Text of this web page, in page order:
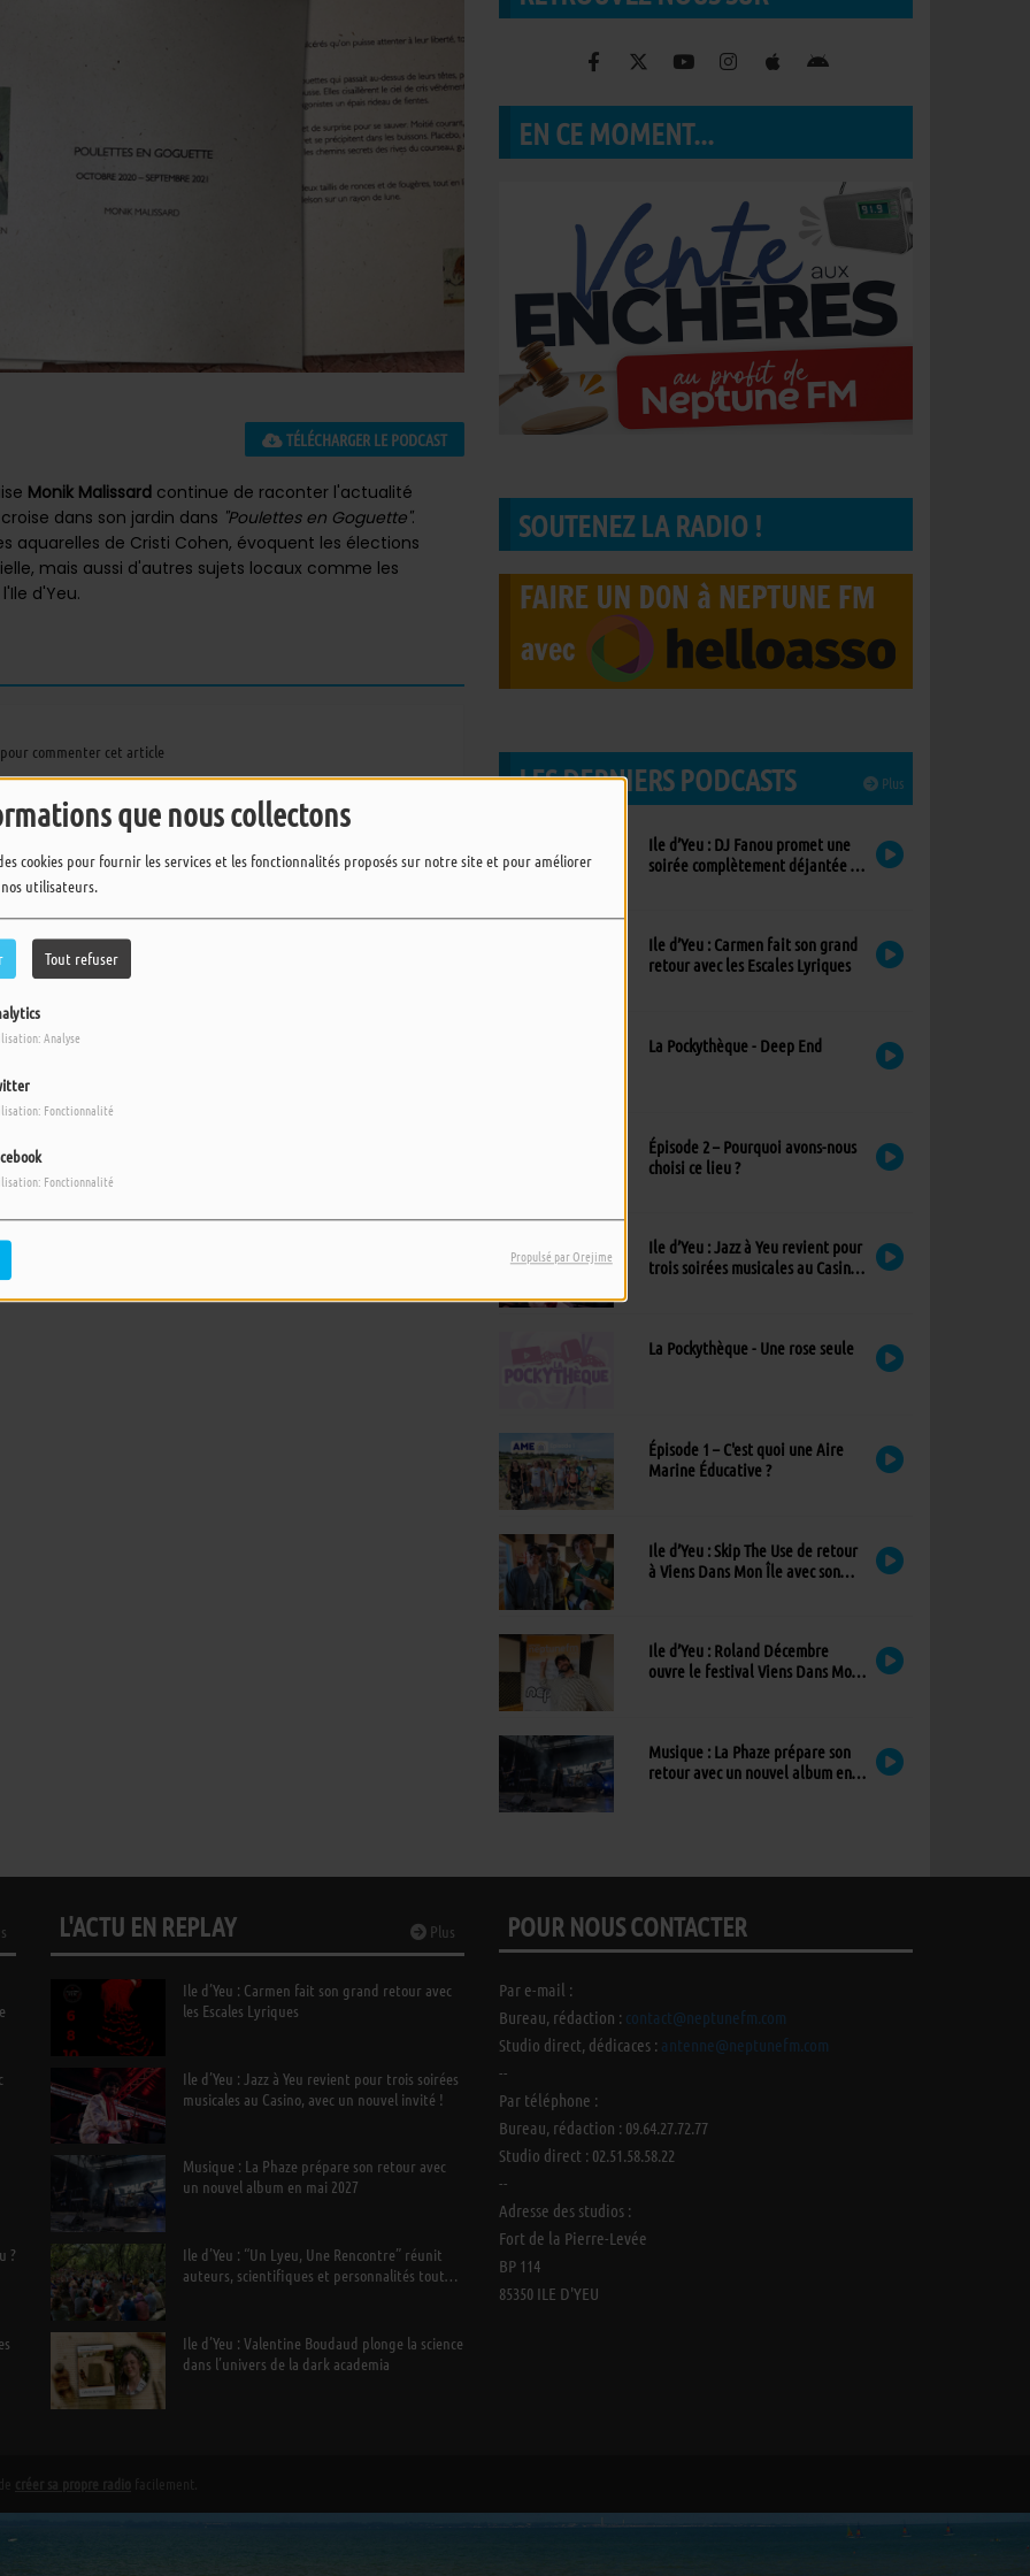
que nous collectons
cookies pour fournir les services et les fonctionnalités proposés sur notre site et pour améliorer
utilisateurs.
Tout refuser
Analyse
Fonctionnalité
Fonctionnalité
Propulsé par Orejime
TÉLÉCHARGER LE PODCAST
Monik Malissard continue de raconter l'actualité
dans son jardin dans "Poulettes en Goguette".
aquarelles de Cristi Cohen, évoquent les élections
mais aussi d'autres sujets locaux comme les
d'Yeu.
commenter cet article
EN CE MOMENT...
SOUTENEZ LA RADIO !
Plus
LES DERNIERS PODCASTS
Ile d’Yeu : DJ Fanou promet une
soirée complètement déjantée à
Ile d’Yeu : Carmen fait son grand
retour avec les Escales Lyriques
La Pockythèque - Deep End
Épisode 2 – Pourquoi avons-nous
choisi ce lieu ?
Ile d’Yeu : Jazz à Yeu revient pour
trois soirées musicales au Casino,
La Pockythèque - Une rose seule
Épisode 1 – C'est quoi une Aire
Marine Éducative ?
Ile d’Yeu : Skip The Use de retour
à Viens Dans Mon Île avec son
Ile d’Yeu : Roland Décembre
ouvre le festival Viens Dans Mon
Musique : La Phaze prépare son
retour avec un nouvel album en
?
Plus
L'ACTU EN REPLAY
Ile d’Yeu : Carmen fait son grand retour avec
les Escales Lyriques
Ile d’Yeu : Jazz à Yeu revient pour trois soirées
musicales au Casino, avec un nouvel invité !
Musique : La Phaze prépare son retour avec
un nouvel album en mai 2027
Ile d’Yeu : “Un Lyeu, Une Rencontre” réunit
auteurs, scientifiques et personnalités tout
Ile d’Yeu : Valentine Boudaud plonge la science
dans l’univers de la dark academia
POUR NOUS CONTACTER
Par e-mail :
Bureau, rédaction : contact@neptunefm.com
Studio direct, dédicaces : antenne@neptunefm.com
--
Par téléphone :
Bureau, rédaction : 09.64.27.72.77
Studio direct : 02.51.58.58.22
--
Adresse des studios :
Fort de la Pierre-Levée
BP 114
85350 ILE D'YEU